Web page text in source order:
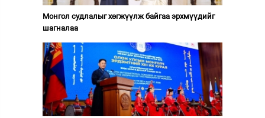
Монгол судлалыг хөгжүүлж байгаа эрхмүүдийг
шагналаа